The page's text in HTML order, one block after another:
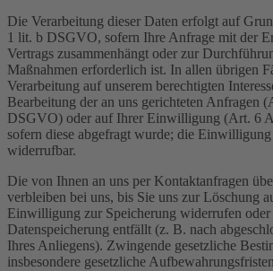
Die Verarbeitung dieser Daten erfolgt auf
1 lit. b DSGVO, sofern Ihre Anfrage mit der
Vertrags zusammenhängt oder zur
Maßnahmen erforderlich ist. In allen übrigen
Verarbeitung auf unserem berechtigten
Bearbeitung der an uns gerichteten Anfragen
DSGVO) oder auf Ihrer Einwilligung (Art. 6
sofern diese abgefragt wurde; die
widerrufbar.
Die von Ihnen an uns per Kontaktanfragen
verbleiben bei uns, bis Sie uns zur Löschung
Einwilligung zur Speicherung widerrufen
Datenspeicherung entfällt (z. B. nach
Ihres Anliegens). Zwingende gesetzliche
insbesondere gesetzliche